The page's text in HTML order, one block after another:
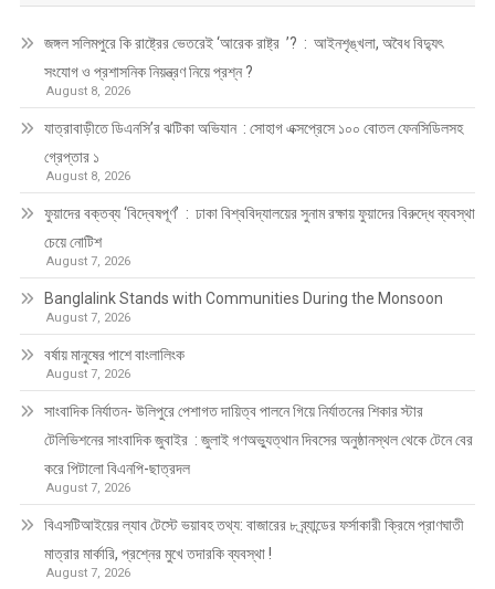
জঙ্গল সলিমপুরে কি রাষ্ট্রের ভেতরেই ‘আরেক রাষ্ট্র ’? : আইনশৃঙ্খলা, অবৈধ বিদ্যুৎ
সংযোগ ও প্রশাসনিক নিয়ন্ত্রণ নিয়ে প্রশ্ন ?
August 8, 2026
যাত্রাবাড়ীতে ডিএনসি’র ঝটিকা অভিযান : সোহাগ এক্সপ্রেসে ১০০ বোতল ফেনসিডিলসহ
গ্রেপ্তার ১
August 8, 2026
ফুয়াদের বক্তব্য ‘বিদ্বেষপূর্ণ’ : ঢাকা বিশ্ববিদ্যালয়ের সুনাম রক্ষায় ফুয়াদের বিরুদ্ধে ব্যবস্থা
চেয়ে নোটিশ
August 7, 2026
Banglalink Stands with Communities During the Monsoon
August 7, 2026
বর্ষায় মানুষের পাশে বাংলালিংক
August 7, 2026
সাংবাদিক নির্যাতন- উলিপুরে পেশাগত দায়িত্ব পালনে গিয়ে নির্যাতনের শিকার স্টার
টেলিভিশনের সাংবাদিক জুবাইর : জুলাই গণঅভ্যুত্থান দিবসের অনুষ্ঠানস্থল থেকে টেনে বের
করে পিটালো বিএনপি-ছাত্রদল
August 7, 2026
বিএসটিআইয়ের ল্যাব টেস্টে ভয়াবহ তথ্য: বাজারের ৮ ব্র্যান্ডের ফর্সাকারী ক্রিমে প্রাণঘাতী
মাত্রার মার্কারি, প্রশ্নের মুখে তদারকি ব্যবস্থা !
August 7, 2026